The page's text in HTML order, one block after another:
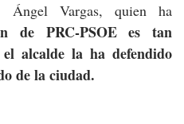
Ángel Vargas, quien ha
de PRC-PSOE es tan
alcalde la ha defendido
de la ciudad.